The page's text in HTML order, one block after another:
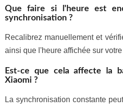
Que faire si l'heure est
synchronisation ?
Recalibrez manuellement et
ainsi que l'heure affichée sur
Est-ce que cela affecte la
Xiaomi ?
La synchronisation constante